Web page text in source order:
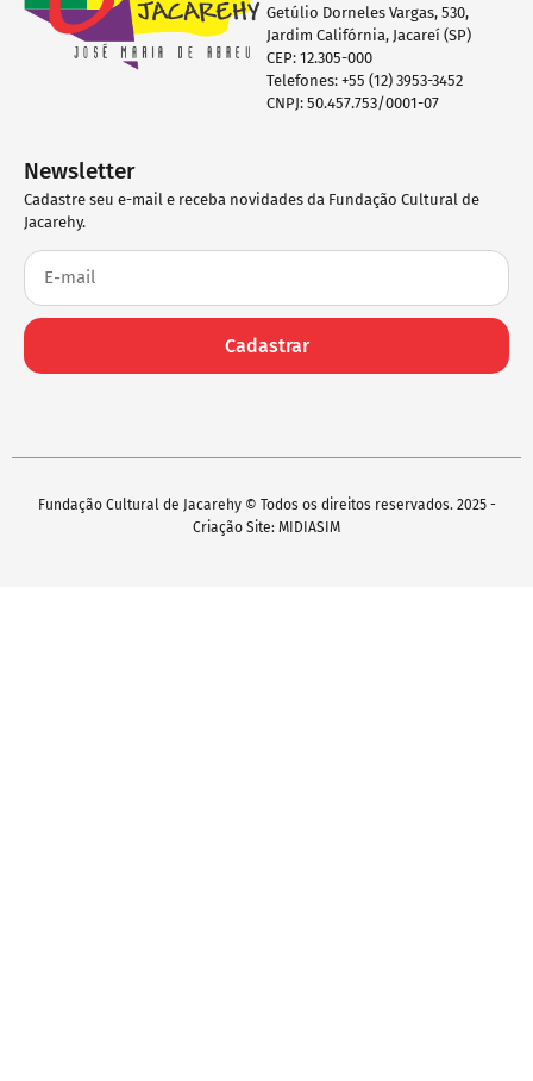
Getúlio Dorneles Vargas, 530,
Jardim Califórnia, Jacareí (SP)
CEP: 12.305-000
Telefones: +55 (12) 3953-3452
CNPJ: 50.457.753/0001-07
Newsletter
Cadastre seu e-mail e receba novidades da Fundação Cultural de
Jacarehy.
Cadastrar
Fundação Cultural de Jacarehy © Todos os direitos reservados. 2025 -
Criação Site: MIDIASIM